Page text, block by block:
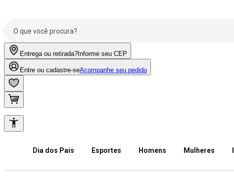
Entrega ou retirada? Informe seu CEP
Entre ou cadastre-seAcompanhe seu pedido
Dia dos Pais Esportes Homens Mulheres